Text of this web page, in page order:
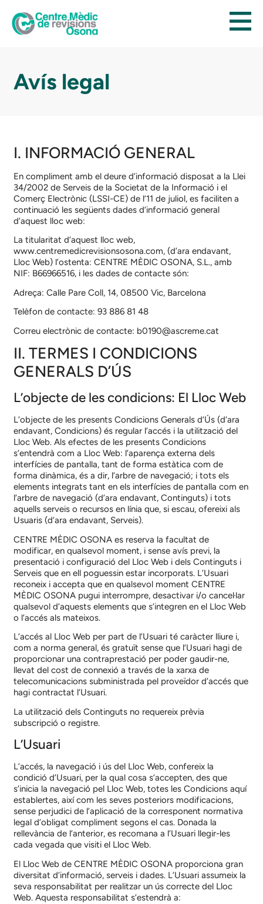
Avís legal
I. INFORMACIÓ GENERAL
En compliment amb el deure d’informació disposat a la Llei
34/2002 de Serveis de la Societat de la Informació i el
Comerç Electrònic (LSSI-CE) de l’11 de juliol, es faciliten a
continuació les següents dades d’informació general
d’aquest lloc web:
La titularitat d’aquest lloc web,
www.centremedicrevisionsosona.com, (d’ara endavant,
Lloc Web) l’ostenta:CENTRE MÈDIC OSONA, S.L., amb
NIF: B66966516, i les dades de contacte són:
Adreça:Calle Pare Coll, 14, 08500 Vic, Barcelona
Telèfon de contacte:93 886 81 48
Correu electrònic de contacte: b0190@ascreme.cat
II. TERMES I CONDICIONS
GENERALS D’ÚS
L’objecte de les condicions: El Lloc Web
L’objecte de les presents Condicions Generals d’Ús (d’ara
endavant, Condicions) és regular l’accés i la utilització del
Lloc Web. Als efectes de les presents Condicions
s’entendrà com a Lloc Web: l’aparença externa dels
interfícies de pantalla, tant de forma estàtica com de
forma dinàmica, és a dir, l’arbre de navegació; i tots els
elements integrats tant en els interfícies de pantalla com en
l’arbre de navegació (d’ara endavant, Continguts) i tots
aquells serveis o recursos en línia que, si escau, ofereixi als
Usuaris (d’ara endavant, Serveis).
CENTRE MÈDIC OSONA es reserva la facultat de
modificar, en qualsevol moment, i sense avís previ, la
presentació i configuració del Lloc Web i dels Continguts i
Serveis que en ell poguessin estar incorporats. L’Usuari
reconeix i accepta que en qualsevol momentCENTRE
MÈDIC OSONA pugui interrompre, desactivar i/o cancel·lar
qualsevol d’aquests elements que s’integren en el Lloc Web
o l’accés als mateixos.
L’accés al Lloc Web per part de l’Usuari té caràcter lliure i,
com a norma general, és gratuït sense que l’Usuari hagi de
proporcionar una contraprestació per poder gaudir-ne,
llevat del cost de connexió a través de la xarxa de
telecomunicacions subministrada pel proveïdor d’accés que
hagi contractat l’Usuari.
La utilització dels Continguts no requereix prèvia
subscripció o registre.
L’Usuari
L’accés, la navegació i ús del Lloc Web, confereix la
condició d’Usuari, per la qual cosa s’accepten, des que
s’inicia la navegació pel Lloc Web, totes les Condicions aquí
establertes, així com les seves posteriors modificacions,
sense perjudici de l’aplicació de la corresponent normativa
legal d’obligat compliment segons el cas. Donada la
rellevància de l’anterior, es recomana a l’Usuari llegir-les
cada vegada que visiti el Lloc Web.
El Lloc Web deCENTRE MÈDIC OSONA proporciona gran
diversitat d’informació, serveis i dades. L’Usuari assumeix la
seva responsabilitat per realitzar un ús correcte del Lloc
Web. Aquesta responsabilitat s’estendrà a: